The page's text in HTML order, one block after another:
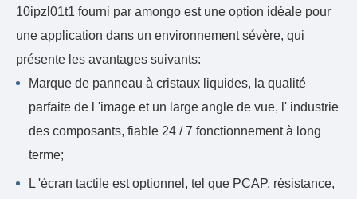
10ipzl01t1 fourni par amongo est une option idéale pour
une application dans un environnement sévère, qui
présente les avantages suivants:
Marque de panneau à cristaux liquides, la qualité
parfaite de l 'image et un large angle de vue, l' industrie
des composants, fiable 24 / 7 fonctionnement à long
terme;
L 'écran tactile est optionnel, tel que PCAP, résistance,